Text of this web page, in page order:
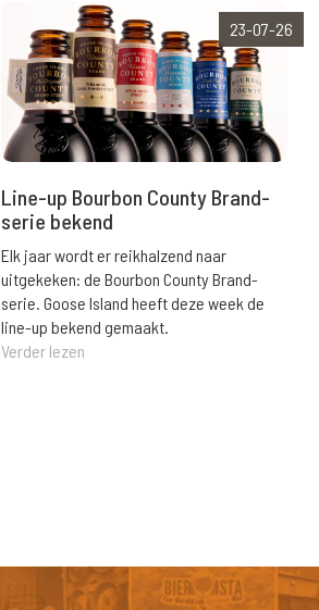
23-07-26
Line-up Bourbon County Brand-
serie bekend
Elk jaar wordt er reikhalzend naar
uitgekeken: de Bourbon County Brand-
serie. Goose Island heeft deze week de
line-up bekend gemaakt.
Verder lezen